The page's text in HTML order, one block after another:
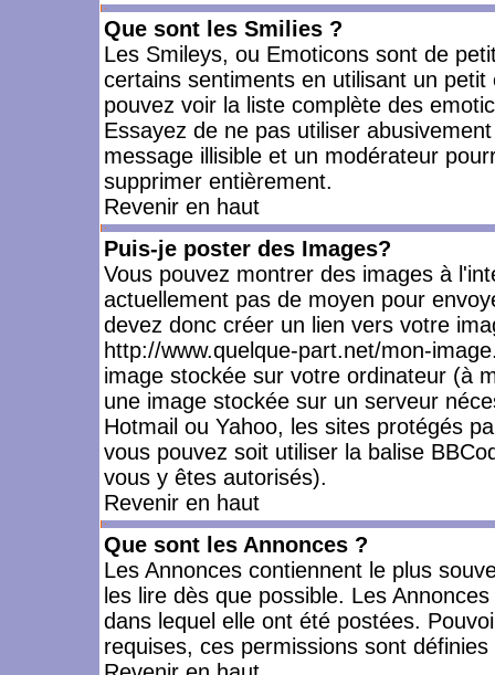
Que sont les Smilies ?
Les Smileys, ou Emoticons sont de
certains sentiments en utilisant un
pouvez voir la liste complète des
Essayez de ne pas utiliser
message illisible et un modérateur
supprimer entièrement.
Revenir en haut
Puis-je poster des Images?
Vous pouvez montrer des images à
actuellement pas de moyen pour
devez donc créer un lien vers votre
http://www.quelque-part.net/mon-
image stockée sur votre ordinateur (à
une image stockée sur un serveur
Hotmail ou Yahoo, les sites protégés
vous pouvez soit utiliser la balise
vous y êtes autorisés).
Revenir en haut
Que sont les Annonces ?
Les Annonces contiennent le plus
les lire dès que possible. Les
dans lequel elle ont été postées.
requises, ces permissions sont